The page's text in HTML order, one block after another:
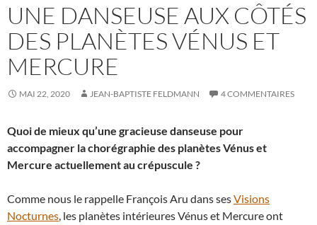
UNE DANSEUSE AUX CÔTÉS
DES PLANÈTES VÉNUS ET
MERCURE
MAI 22, 2020 JEAN-BAPTISTE FELDMANN 4 COMMENTAIRES
Quoi de mieux qu’une gracieuse danseuse pour
accompagner la chorégraphie des planètes Vénus et
Mercure actuellement au crépuscule ?
Comme nous le rappelle François Aru dans sesVisions
Nocturnes, les planètes intérieures Vénus et Mercure ont